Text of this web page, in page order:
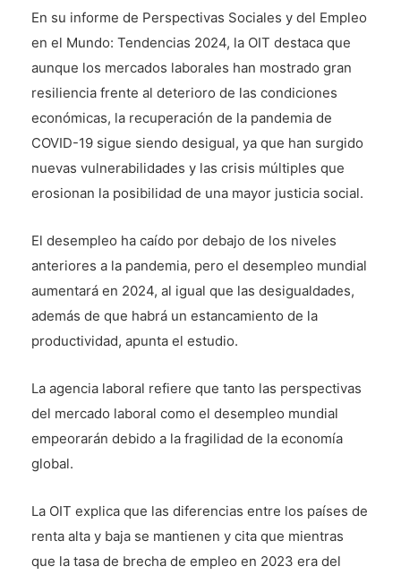
En su informe de Perspectivas Sociales y del Empleo
en el Mundo: Tendencias 2024, la OIT destaca que
aunque los mercados laborales han mostrado gran
resiliencia frente al deterioro de las condiciones
económicas, la recuperación de la pandemia de
COVID-19 sigue siendo desigual, ya que han surgido
nuevas vulnerabilidades y las crisis múltiples que
erosionan la posibilidad de una mayor justicia social.
El desempleo ha caído por debajo de los niveles
anteriores a la pandemia, pero el desempleo mundial
aumentará en 2024, al igual que las desigualdades,
además de que habrá un estancamiento de la
productividad, apunta el estudio.
La agencia laboral refiere que tanto las perspectivas
del mercado laboral como el desempleo mundial
empeorarán debido a la fragilidad de la economía
global.
La OIT explica que las diferencias entre los países de
renta alta y baja se mantienen y cita que mientras
que la tasa de brecha de empleo en 2023 era del